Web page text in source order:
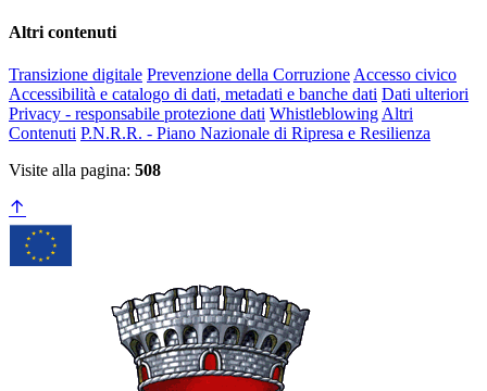
Altri contenuti
Transizione digitale Prevenzione della Corruzione Accesso civico
Accessibilità e catalogo di dati, metadati e banche dati Dati ulteriori
Privacy - responsabile protezione dati Whistleblowing Altri
Contenuti P.N.R.R. - Piano Nazionale di Ripresa e Resilienza
Visite alla pagina: 508